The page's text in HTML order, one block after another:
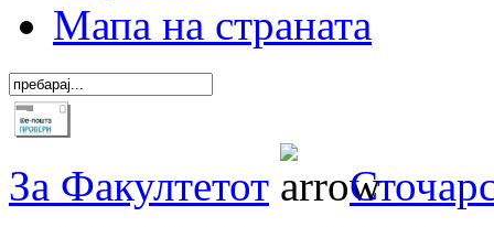
Мапа на страната
За Факултетот